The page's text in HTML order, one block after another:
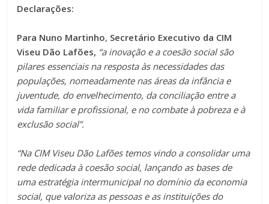
Declarações:
Para Nuno Martinho, Secretário Executivo da CIM
Viseu Dão Lafões, “a inovação e a coesão social são
pilares essenciais na resposta às necessidades das
populações, nomeadamente nas áreas da infância e
juventude, do envelhecimento, da conciliação entre a
vida familiar e profissional, e no combate à pobreza e à
exclusão social”.
“Na CIM Viseu Dão Lafões temos vindo a consolidar uma
rede dedicada à coesão social, lançando as bases de
uma estratégia intermunicipal no domínio da economia
social, que valoriza as pessoas e as instituições do